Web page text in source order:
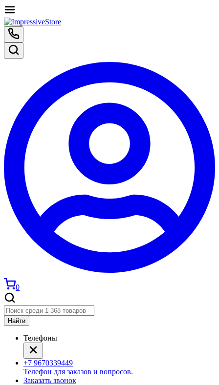
0
Найти
Телефоны
+7 9670339449
Телефон для заказов и вопросов.
Заказать звонок